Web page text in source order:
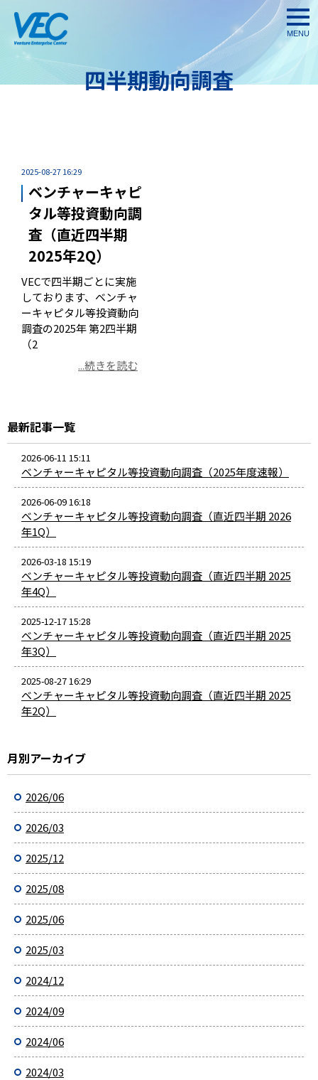
四半期動向調査
2025-08-27 16:29
ベンチャーキャピ
タル等投資動向調
査（直近四半期
2025年2Q）
VECで四半期ごとに実施
しております、ベンチャ
ーキャピタル等投資動向
調査の2025年 第2四半期
（2
...続きを読む
最新記事一覧
2026-06-11 15:11
ベンチャーキャピタル等投資動向調査（2025年度速報）
2026-06-09 16:18
ベンチャーキャピタル等投資動向調査（直近四半期 2026
年1Q）
2026-03-18 15:19
ベンチャーキャピタル等投資動向調査（直近四半期 2025
年4Q）
2025-12-17 15:28
ベンチャーキャピタル等投資動向調査（直近四半期 2025
年3Q）
2025-08-27 16:29
ベンチャーキャピタル等投資動向調査（直近四半期 2025
年2Q）
月別アーカイブ
2026/06
2026/03
2025/12
2025/08
2025/06
2025/03
2024/12
2024/09
2024/06
2024/03